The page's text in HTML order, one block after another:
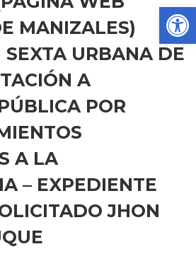
MANIZALES)
SEXTA URBANA DE
A
POR
A LA
– EXPEDIENTE
JHON